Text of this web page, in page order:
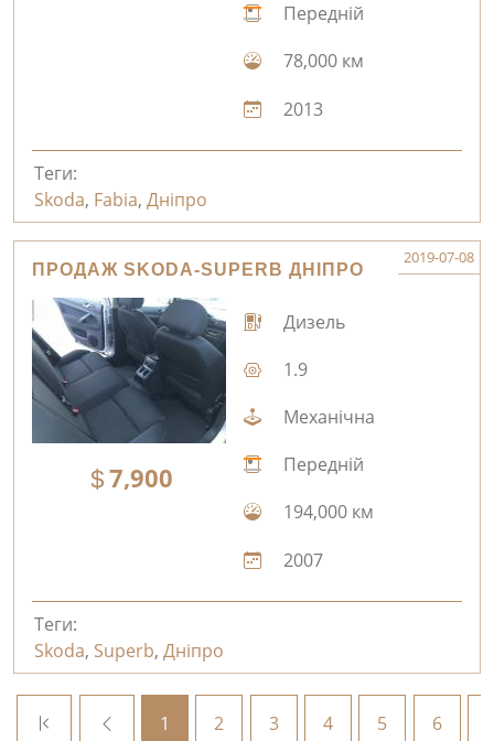
Передній
78,000 км
2013
Теги:
Skoda, Fabia, Дніпро
ПРОДАЖ SKODA-SUPERB ДНІПРО
2019-07-08
7,900
Дизель
1.9
Механічна
Передній
194,000 км
2007
Теги:
Skoda, Superb, Дніпро
1 2 3 4 5 6